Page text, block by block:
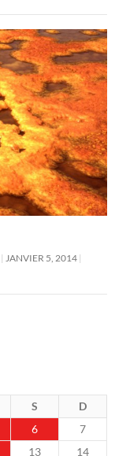
JANVIER 5, 2014
S
D
6
7
13
14